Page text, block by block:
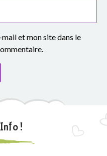
et mon site dans le
!